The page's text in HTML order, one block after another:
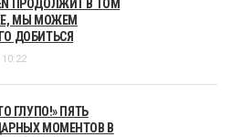
ПРОДОЛЖИТ В ТОМ
МЫ МОЖЕМ
ДОБИТЬСЯ
ГЛУПО!» ПЯТЬ
МОМЕНТОВ В